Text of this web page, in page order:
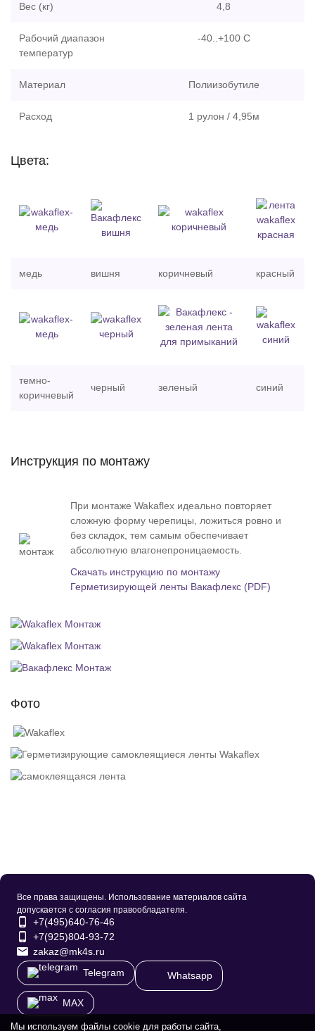
Вес (кг) 4,8
Рабочий диапазон
температур
-40..+100 С
Материал Полиизобутиле
Расход 1 рулон / 4,95м
Цвета:
медь вишня коричневый красный
темно-
коричневый
черный зеленый синий
Инструкция по монтажу
При монтаже Wakaflex идеально повторяет
сложную форму черепицы, ложиться ровно и
без складок, тем самым обеспечивает
абсолютную влагонепроницаемость.
Скачать инструкцию по монтажу
Герметизирующей ленты Вакафлекс (PDF)
Фото
Все права защищены. Использование материалов сайта
допускается с согласия правообладателя.
+7(495)640-76-46
+7(925)804-93-72
zakaz@mk4s.ru
Telegram
Whatsapp
MAX
Мы используем файлы cookie для работы сайта,